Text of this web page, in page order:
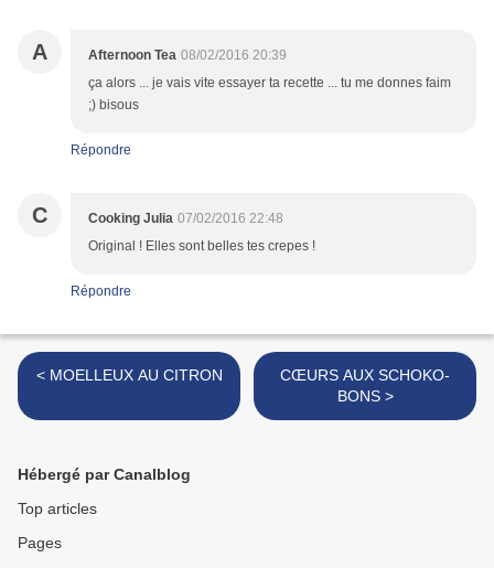
A Afternoon Tea 08/02/2016 20:39
ça alors ... je vais vite essayer ta recette ... tu me donnes faim
;) bisous
Répondre
C Cooking Julia 07/02/2016 22:48
Original ! Elles sont belles tes crepes !
Répondre
< MOELLEUX AU CITRON
CŒURS AUX SCHOKO-
BONS >
Hébergé par Canalblog
Top articles
Pages